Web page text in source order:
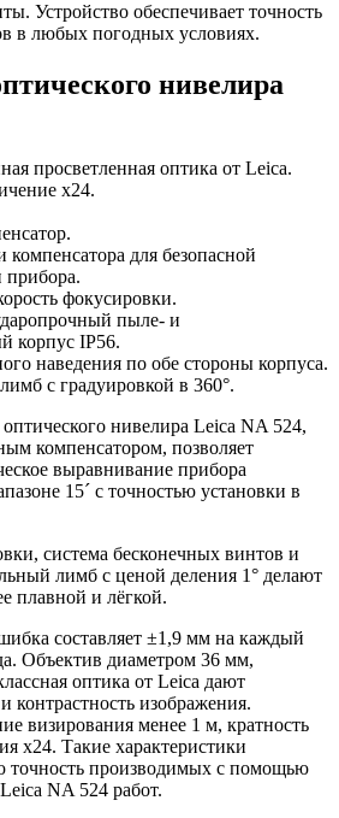
Устройство обеспечивает точность
в любых погодных условиях.
нивелира
просветленная оптика от Leica.
х24.
для безопасной
прибора.
фокусировки.
пыле- и
корпус IP56.
наведения по обе стороны корпуса.
с градуировкой в 360°.
нивелира Leica NA 524,
компенсатором, позволяет
выравнивание прибора
15´ с точностью установки в
система бесконечных винтов и
лимб с ценой деления 1° делают
плавной и лёгкой.
составляет ±1,9 мм на каждый
Объектив диаметром 36 мм,
оптика от Leica дают
контрастность изображения.
визирования менее 1 м, кратность
х24. Такие характеристики
точность производимых с помощью
NA 524 работ.